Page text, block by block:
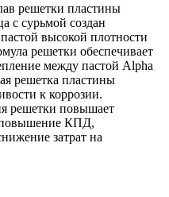
решетки пластины
с сурьмой создан
высокой плотности
решетки обеспечивает
между пастой Alpha
решетка пластины
к коррозии.
решетки повышает
повышение КПД,
затрат на